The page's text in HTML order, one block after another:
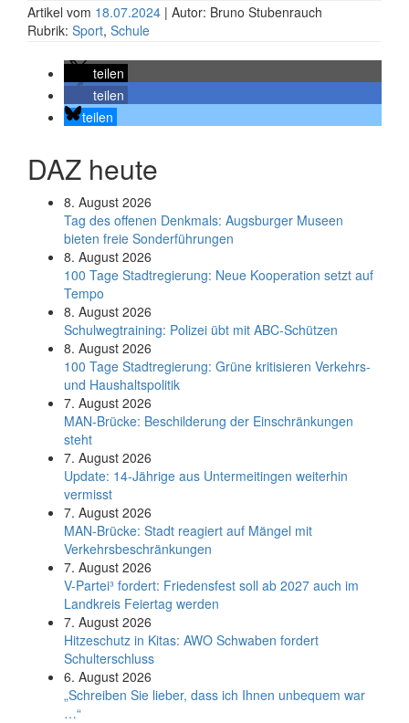
Artikel vom 18.07.2024 | Autor: Bruno Stubenrauch
Rubrik: Sport, Schule
teilen
teilen
teilen
DAZ heute
8. August 2026
Tag des offenen Denkmals: Augsburger Museen
bieten freie Sonderführungen
8. August 2026
100 Tage Stadtregierung: Neue Kooperation setzt auf
Tempo
8. August 2026
Schul­weg­trai­ning: Poli­zei übt mit ABC-Schüt­zen
8. August 2026
100 Tage Stadtregierung: Grüne kritisieren Verkehrs-
und Haushaltspolitik
7. August 2026
MAN-Brücke: Beschilderung der Einschränkungen
steht
7. August 2026
Update: 14-Jährige aus Untermeitingen weiterhin
vermisst
7. August 2026
MAN-Brücke: Stadt reagiert auf Mängel mit
Verkehrsbeschränkungen
7. August 2026
V-Partei­³ fordert: Friedens­fest soll ab 2027 auch im
Land­kreis Feier­tag werden
7. August 2026
Hitzeschutz in Kitas: AWO Schwaben fordert
Schulterschluss
6. August 2026
„Schreiben Sie lieber, dass ich Ihnen unbequem war
…“